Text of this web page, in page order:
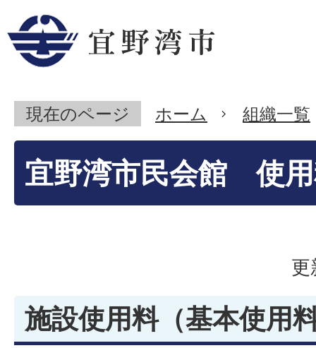
現在のページ ホーム 組織一覧
宜野湾市民会館 使
更
施設使用料（基本使用